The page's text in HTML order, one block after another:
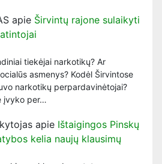
apie Širvintų rajone sulaikyti
tiekėjai narkotikų? Ar
asmenys? Kodėl Širvintose
narkotikų perpardavinėtojai?
įvyko per…
apie Ištaigingos Pinskų
kelia naujų klausimų